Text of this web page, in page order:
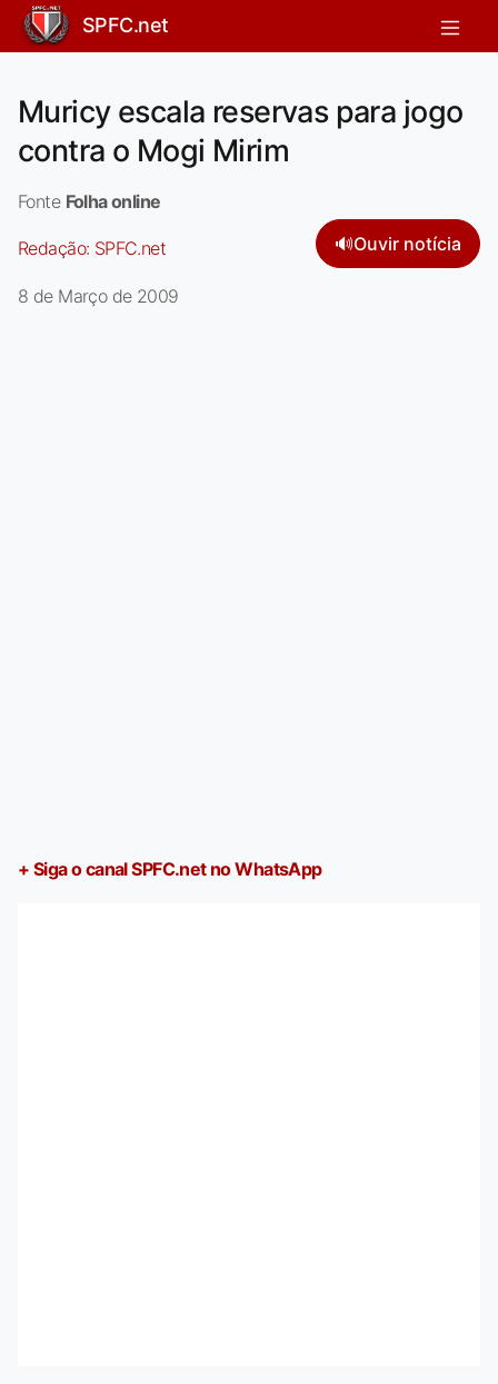
SPFC.net
Muricy escala reservas para jogo
contra o Mogi Mirim
Fonte Folha online
Redação: SPFC.net 🔊Ouvir notícia
8 de Março de 2009
+ Siga o canal SPFC.net no WhatsApp